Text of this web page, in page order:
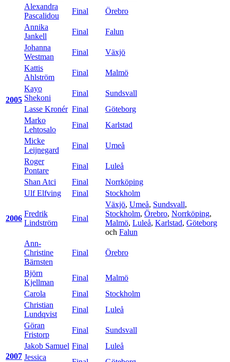
2005
Alexandra
Pascalidou
Final
Örebro
Annika
Jankell
Final
Falun
Johanna
Westman
Final
Växjö
Kattis
Ahlström
Final
Malmö
Kayo
Shekoni
Final
Sundsvall
Lasse Kronér Final
Göteborg
Marko
Lehtosalo
Final
Karlstad
Micke
Leijnegard
Final
Umeå
Roger
Pontare
Final
Luleå
Shan Atci
Final
Norrköping
Ulf Elfving
Final Stockholm
2006
Fredrik
Lindström
Final
Växjö, Umeå, Sundsvall,
Stockholm, Örebro, Norrköping,
Malmö, Luleå, Karlstad, Göteborg
och Falun
2007
Ann-
Christine
Bärnsten
Final Örebro
Björn
Kjellman
Final
Malmö
Carola
Final
Stockholm
Christian
Lundqvist
Final
Luleå
Göran
Fristorp
Final
Sundsvall
Jakob Samuel Final
Luleå
Jessica